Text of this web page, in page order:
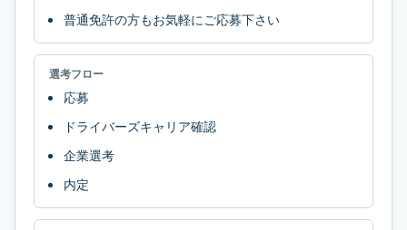
普通免許の方もお気軽にご応募下さい
選考フロー
応募
ドライバーズキャリア確認
企業選考
内定